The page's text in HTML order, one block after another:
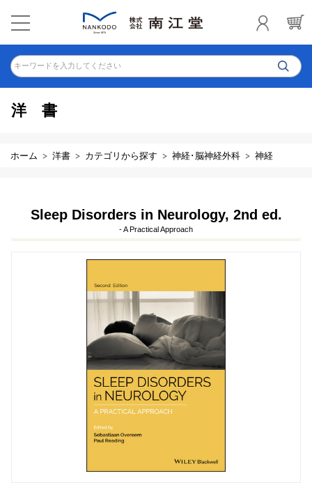
キーワードを入力してください
洋書
ホーム 洋書 カテゴリから探す 神経･脳神経外科 神経
Sleep Disorders in Neurology, 2nd ed.
- A Practical Approach